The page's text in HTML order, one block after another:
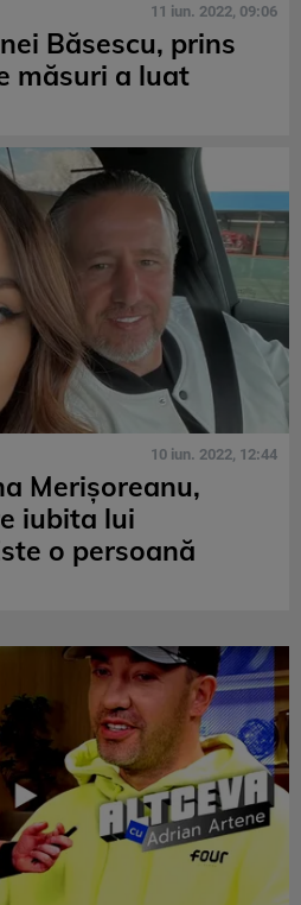
11 iun. 2022, 09:06
Băsescu, prins
măsuri a luat
10 iun. 2022, 12:44
Merișoreanu,
iubita lui
o persoană